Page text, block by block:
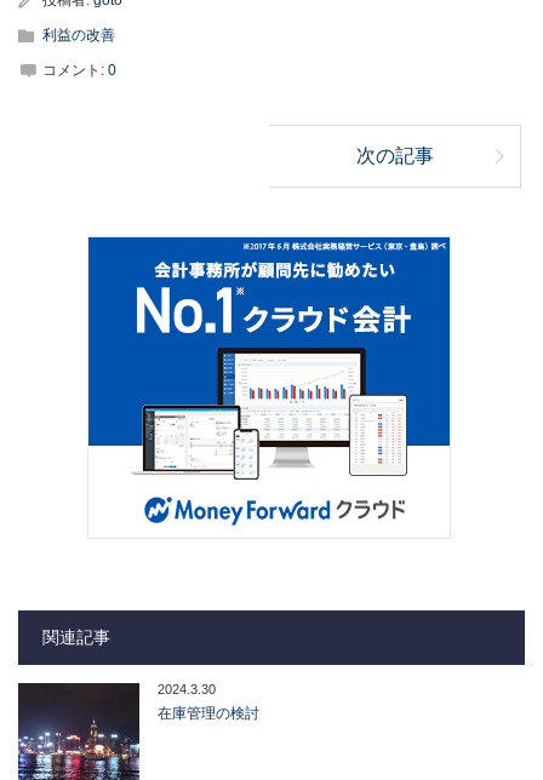
利益の改善
コメント: 0
次の記事
関連記事
2024.3.30
在庫管理の検討